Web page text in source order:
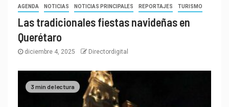
AGENDA NOTICIAS NOTICIAS PRINCIPALES REPORTAJES TURISMO
Las tradicionales fiestas navideñas en
Querétaro
diciembre 4, 2025 Directordigital
3 min de lectura